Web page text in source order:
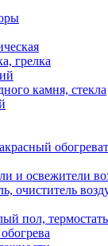
грелка
камня, стекла
и освежители
очиститель
пол,